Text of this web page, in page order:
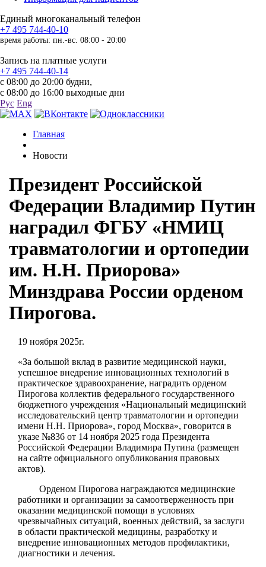
Единый многоканальный телефон
+7 495 744-40-10
время работы: пн.-вс. 08:00 - 20:00
Запись на платные услуги
+7 495 744-40-14
с 08:00 до 20:00 будни,
с 08:00 до 16:00 выходные дни
Рус Eng
Главная
Новости
Президент Российской
Федерации Владимир Путин
наградил ФГБУ «НМИЦ
травматологии и ортопедии
им. Н.Н. Приорова»
Минздрава России орденом
Пирогова.
19 ноября 2025г.
«За большой вклад в развитие медицинской науки,
успешное внедрение инновационных технологий в
практическое здравоохранение, наградить орденом
Пирогова коллектив федерального государственного
бюджетного учреждения «Национальный медицинский
исследовательский центр травматологии и ортопедии
имени Н.Н. Приорова», город Москва», говорится в
указе №836 от 14 ноября 2025 года Президента
Российской Федерации Владимира Путина (размещен
на сайте официального опубликования правовых
актов).
Орденом Пирогова награждаются медицинские
работники и организации за самоотверженность при
оказании медицинской помощи в условиях
чрезвычайных ситуаций, военных действий, за заслуги
в области практической медицины, разработку и
внедрение инновационных методов профилактики,
диагностики и лечения.